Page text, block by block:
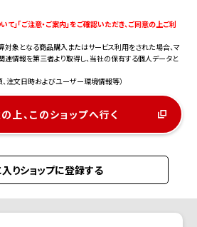
」「ご注意・ご案内」をご確認いただき、ご同意の上ご利
対象となる商品購入またはサービス利用をされた場合、マ
連情報を第三者より取得し、当社の保有する個人データと
、注文日時およびユーザー環境情報等）
上、このショップへ行く
りショップに登録する